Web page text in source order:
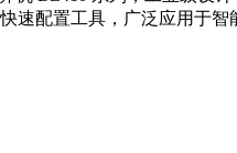
速配置工具，广泛应用于